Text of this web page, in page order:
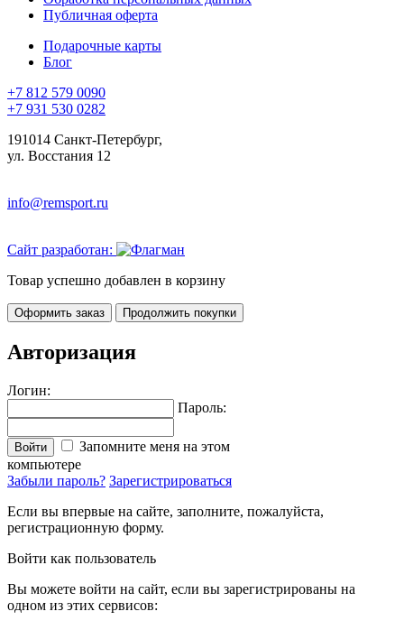
Публичная оферта
Подарочные карты
Блог
+7 812 579 0090
+7 931 530 0282
191014 Санкт-Петербург,
ул. Восстания 12
info@remsport.ru
Сайт разработан:
Товар успешно добавлен в корзину
Оформить заказ Продолжить покупки
Авторизация
Логин:
Пароль:
Войти
Запомните меня на этом
компьютере
Забыли пароль? Зарегистрироваться
Если вы впервые на сайте, заполните, пожалуйста,
регистрационную форму.
Войти как пользователь
Вы можете войти на сайт, если вы зарегистрированы на
одном из этих сервисов: